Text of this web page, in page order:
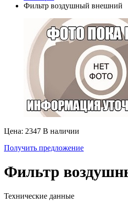
Фильтр воздушный внешний
Цена: 2347 В наличии
Получить предложение
Фильтр
Технические данные